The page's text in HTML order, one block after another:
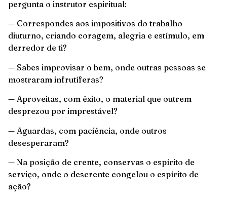
pergunta o instrutor espiritual:
— Correspondes aos impositivos do trabalho
diuturno, criando coragem, alegria e estímulo, em
derredor de ti?
— Sabes improvisar o bem, onde outras pessoas se
mostraram infrutíferas?
— Aproveitas, com êxito, o material que outrem
desprezou por imprestável?
— Aguardas, com paciência, onde outros
desesperaram?
— Na posição de crente, conservas o espírito de
serviço, onde o descrente congelou o espírito de
ação?